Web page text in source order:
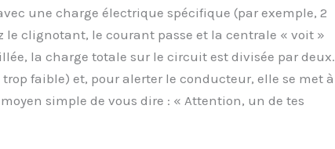
une charge électrique spécifique (par exemple, 2
le clignotant, le courant passe et la centrale « voit »
la charge totale sur le circuit est divisée par deux.
faible) et, pour alerter le conducteur, elle se met à
simple de vous dire : « Attention, un de tes